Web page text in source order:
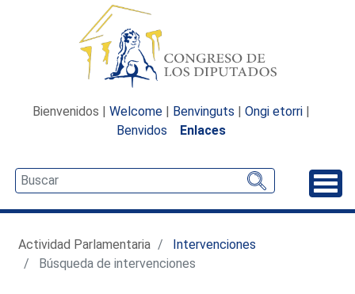
Bienvenidos | Welcome | Benvinguts | Ongi etorri |
Benvidos
Enlaces
Actividad Parlamentaria
Intervenciones
Búsqueda de intervenciones